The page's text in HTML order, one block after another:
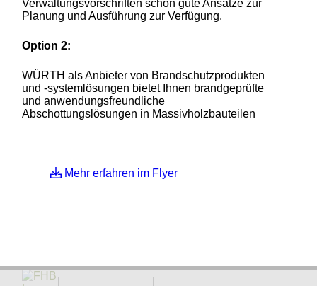
Verwaltungsvorschriften schon gute Ansätze zur
Planung und Ausführung zur Verfügung.
Option 2:
WÜRTH als Anbieter von Brandschutzprodukten
und -systemlösungen bietet Ihnen brandgeprüfte
und anwendungsfreundliche
Abschottungslösungen in Massivholzbauteilen
Mehr erfahren im Flyer